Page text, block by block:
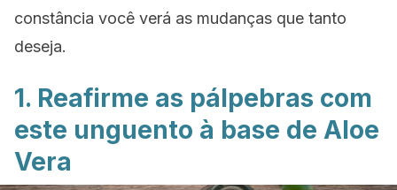
constância você verá as mudanças que tanto
deseja.
1. Reafirme as pálpebras com
este unguento à base de Aloe
Vera